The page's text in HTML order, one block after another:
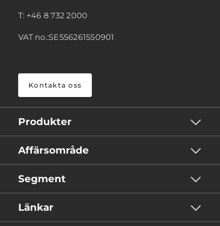
T: +46 8 732 2000
VAT no.:SE556261550901
Kontakta oss
Produkter
Affärsområde
Segment
Länkar